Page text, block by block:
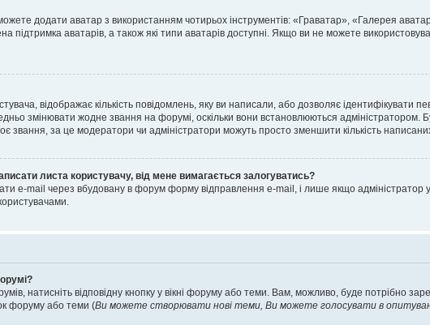
додати аватар з використанням чотирьох інструментів: «Граватар», «Галерея
підтримка аватарів, а також які типи аватарів доступні. Якщо ви не можете
відображає кількість повідомлень, яку ви написали, або дозволяє ідентифікувати
змінювати жодне звання на форумі, оскільки вони встановлюються адміністратором.
звання, за це модератори чи адміністратори можуть просто зменшити кількість
листа користувачу, від мене вимагається залогуватись?
e-mail через вбудовану в форум форму відправлення e-mail, і лише якщо адміністратор
натисніть відповідну кнопку у вікні форуму або теми. Вам, можливо, буде потрібно
форуму або теми (Ви можете створювати нові теми, Ви можете голосувати в